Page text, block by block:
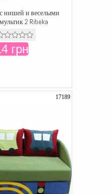
нишей и веселыми
2 Ribeka
грн
17189